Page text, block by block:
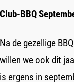
Club-BBQ
Na de gezellige
willen we ook dit
is ergens in